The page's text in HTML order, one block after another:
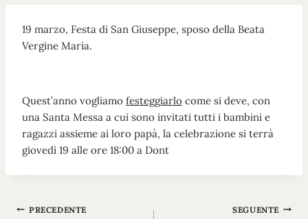
19 marzo, Festa di San Giuseppe, sposo della Beata
Vergine Maria.
Quest’anno vogliamo festeggiarlo come si deve, con
una Santa Messa a cui sono invitati tutti i bambini e
ragazzi assieme ai loro papà, la celebrazione si terrà
giovedì 19 alle ore 18:00 a Dont
Navigazione
PRECEDENTE SEGUENTE